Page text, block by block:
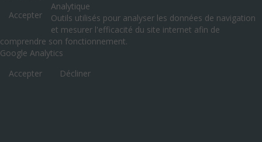
Accepter
Analytique
Outils utilisés pour analyser les données de navigation
et mesurer l'efficacité du site internet afin de
comprendre son fonctionnement.
Google Analytics
Accepter
Décliner